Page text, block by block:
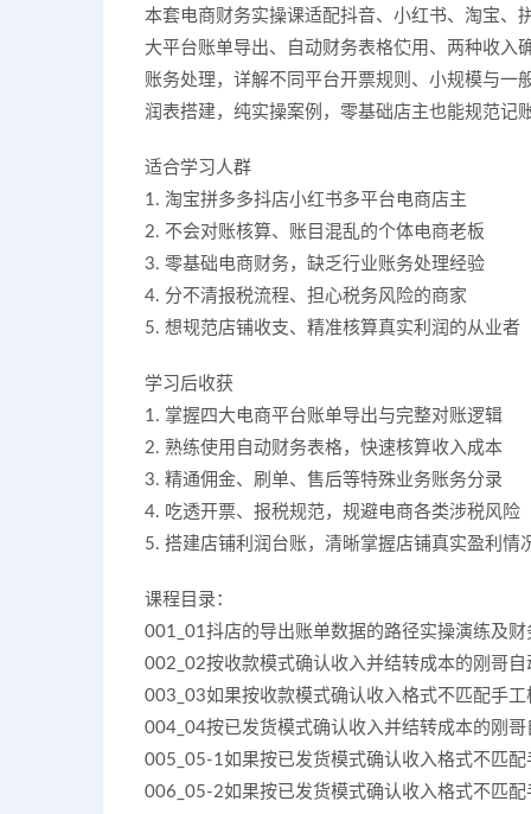
本套电商财务实操课适配抖音、小红书、淘宝、
大平台账单导出、自动财务表格使用、两种收
账务处理，详解不同平台开票规则、小规模与一
润表搭建，纯实操案例，零基础店主也能规范记
适合学习人群
1. 淘宝拼多多抖店小红书多平台电商店主
2. 不会对账核算、账目混乱的个体电商老板
3. 零基础电商财务，缺乏行业账务处理经验
4. 分不清报税流程、担心税务风险的商家
5. 想规范店铺收支、精准核算真实利润的从业者
学习后收获
1. 掌握四大电商平台账单导出与完整对账逻辑
2. 熟练使用自动财务表格，快速核算收入成本
3. 精通佣金、刷单、售后等特殊业务账务分录
4. 吃透开票、报税规范，规避电商各类涉税风险
5. 搭建店铺利润台账，清晰掌握店铺真实盈利情
课程目录：
001_01抖店的导出账单数据的路径实操演练及财
002_02按收款模式确认收入并结转成本的刚哥自
003_03如果按收款模式确认收入格式不匹配手工
004_04按已发货模式确认收入并结转成本的刚哥
005_05-1如果按已发货模式确认收入格式不匹
006_05-2如果按已发货模式确认收入格式不匹